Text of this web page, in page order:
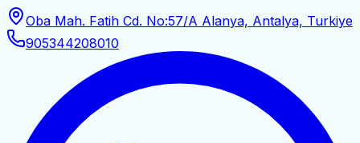
Oba Mah. Fatih Cd. No:57/A Alanya, Antalya, Turkiye
905344208010